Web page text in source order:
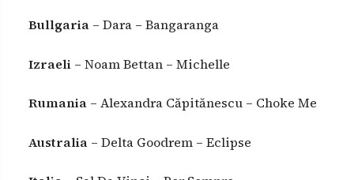
Bullgaria – Dara – Bangaranga
Izraeli – Noam Bettan – Michelle
Rumania – Alexandra Căpitănescu – Choke Me
Australia – Delta Goodrem – Eclipse